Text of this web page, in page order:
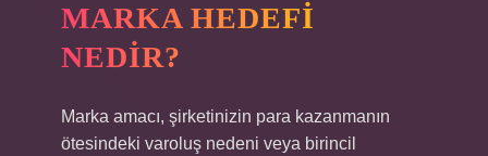
MARKA HEDEFI
NEDIR?
Marka amacı, şirketinizin para kazanmanın
ötesindeki varoluş nedeni veya birincil